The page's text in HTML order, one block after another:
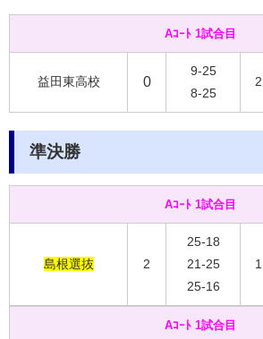
Aｺｰﾄ 1試合目
益田東高校 0
9-25
8-25
2
準決勝
Aｺｰﾄ 1試合目
島根選抜 2
25-18
21-25
25-16
1
Aｺｰﾄ 1試合目